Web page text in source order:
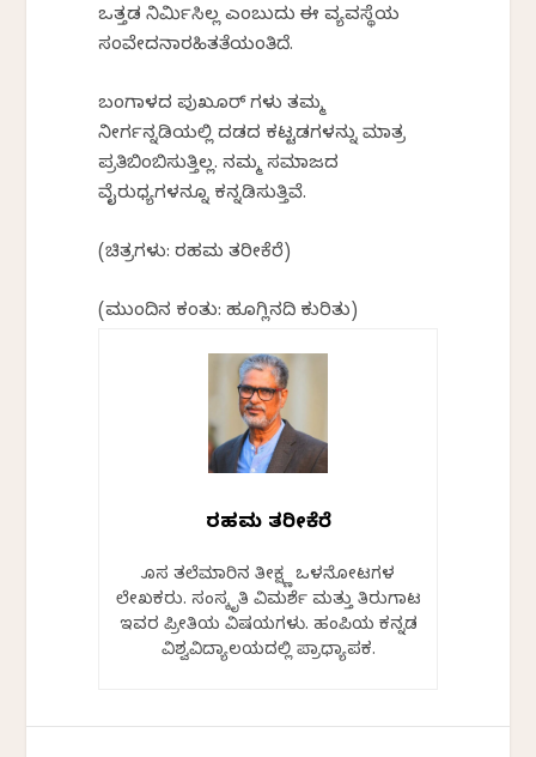
ಒತ್ತಡ ನಿರ್ಮಿಸಿಲ್ಲ ಎಂಬುದು ಈ ವ್ಯವಸ್ಥೆಯ
ಸಂವೇದನಾರಹಿತತೆಯಂತಿದೆ.
ಬಂಗಾಳದ ಪುಖೂರ್ ಗಳು ತಮ್ಮ
ನೀರ್ಗನ್ನಡಿಯಲ್ಲಿ ದಡದ ಕಟ್ಟಡಗಳನ್ನು ಮಾತ್ರ
ಪ್ರತಿಬಿಂಬಿಸುತ್ತಿಲ್ಲ. ನಮ್ಮ ಸಮಾಜದ
ವೈರುಧ್ಯಗಳನ್ನೂ ಕನ್ನಡಿಸುತ್ತಿವೆ.
(ಚಿತ್ರಗಳು: ರಹಮತ್ ತರೀಕೆರೆ)
(ಮುಂದಿನ ಕಂತು: ಹೂಗ್ಲಿನದಿ ಕುರಿತು)
ರಹಮತ್ ತರೀಕೆರೆ
ಹೊಸ ತಲೆಮಾರಿನ ತೀಕ್ಷ್ಣ ಒಳನೋಟಗಳ
ಲೇಖಕರು. ಸಂಸ್ಕೃತಿ ವಿಮರ್ಶೆ ಮತ್ತು ತಿರುಗಾಟ
ಇವರ ಪ್ರೀತಿಯ ವಿಷಯಗಳು. ಹಂಪಿಯ ಕನ್ನಡ
ವಿಶ್ವವಿದ್ಯಾಲಯದಲ್ಲಿ ಪ್ರಾಧ್ಯಾಪಕ.